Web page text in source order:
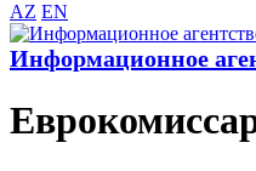
AZ EN
Информационное